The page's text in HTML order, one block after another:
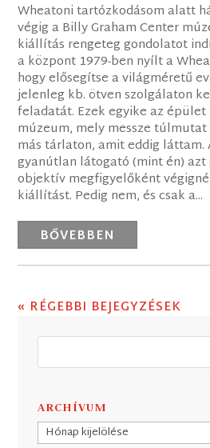
Wheatoni tartózkodásom alatt
végig a Billy Graham Center
kiállítás rengeteg gondolatot
a központ 1979-ben nyílt a
hogy elősegítse a világméretű
jelenleg kb. ötven szolgálaton
feladatát. Ezek egyike az
múzeum, mely messze túlmutat
más tárlaton, amit eddig
gyanútlan látogató (mint én) azt
objektív megfigyelőként
kiállítást. Pedig nem, és csak a...
BŐVEBBEN
« RÉGEBBI BEJEGYZÉSEK
ARCHÍVUM
Archívum